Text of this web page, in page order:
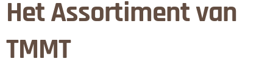
Het Assortiment van
TMMT